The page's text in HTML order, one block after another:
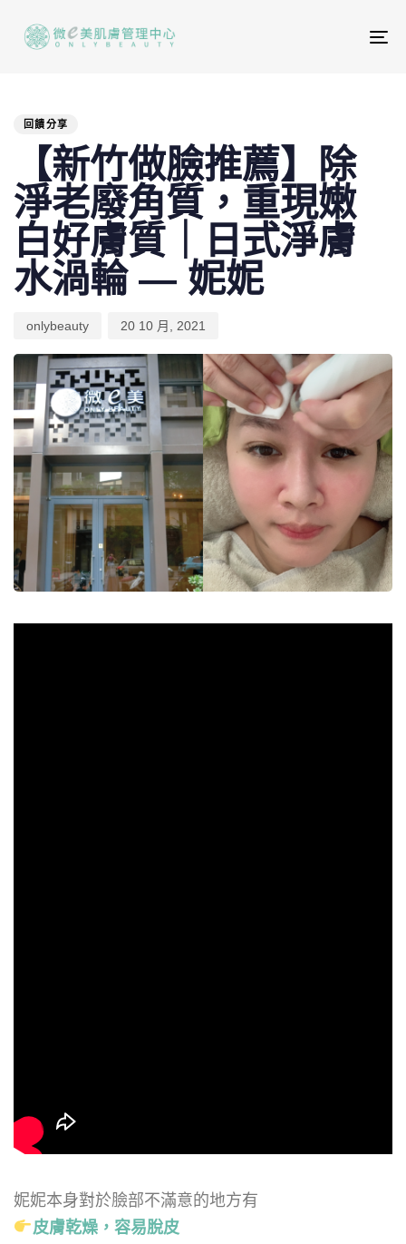
回饋分享
【新竹做臉推薦】除
淨老廢角質，重現嫩
白好膚質｜日式淨膚
水渦輪 — 妮妮
onlybeauty 20 10 月, 2021
妮妮本身對於臉部不滿意的地方有
皮膚乾燥，容易脫皮